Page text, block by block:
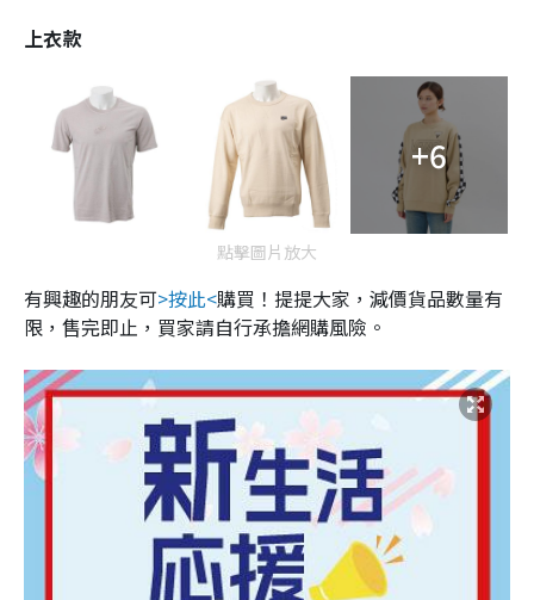
上衣款
+6
點擊圖片放大
有興趣的朋友可>按此<購買！提提大家，減價貨品數量有
限，售完即止，買家請自行承擔網購風險。